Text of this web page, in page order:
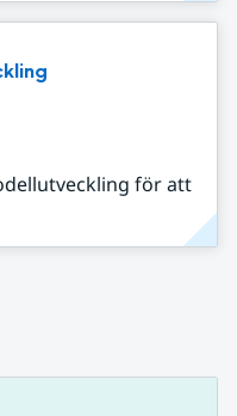
för att